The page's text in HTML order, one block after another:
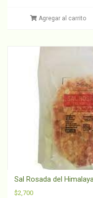
Agregar al carrito
Sal Rosada del
$2,700